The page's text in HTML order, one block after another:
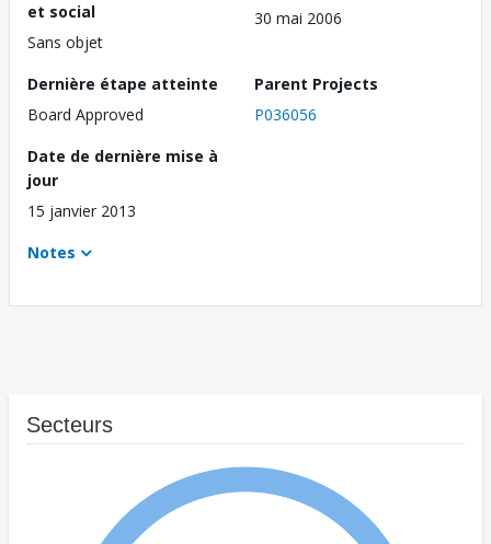
et social
Sans objet
30 mai 2006
Dernière étape atteinte
Board Approved
Parent Projects
P036056
Date de dernière mise à
jour
15 janvier 2013
Notes
Secteurs